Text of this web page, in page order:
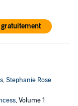
gratuitement
,Stephanie Rose
, Volume 1